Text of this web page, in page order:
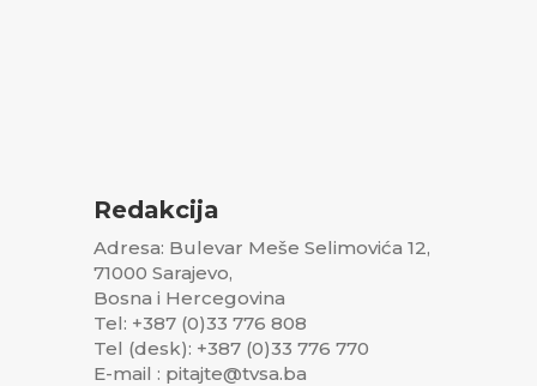
Redakcija
Adresa: Bulevar Meše Selimovića 12,
71000 Sarajevo,
Bosna i Hercegovina
Tel: +387 (0)33 776 808
Tel (desk): +387 (0)33 776 770
E-mail : pitajte@tvsa.ba